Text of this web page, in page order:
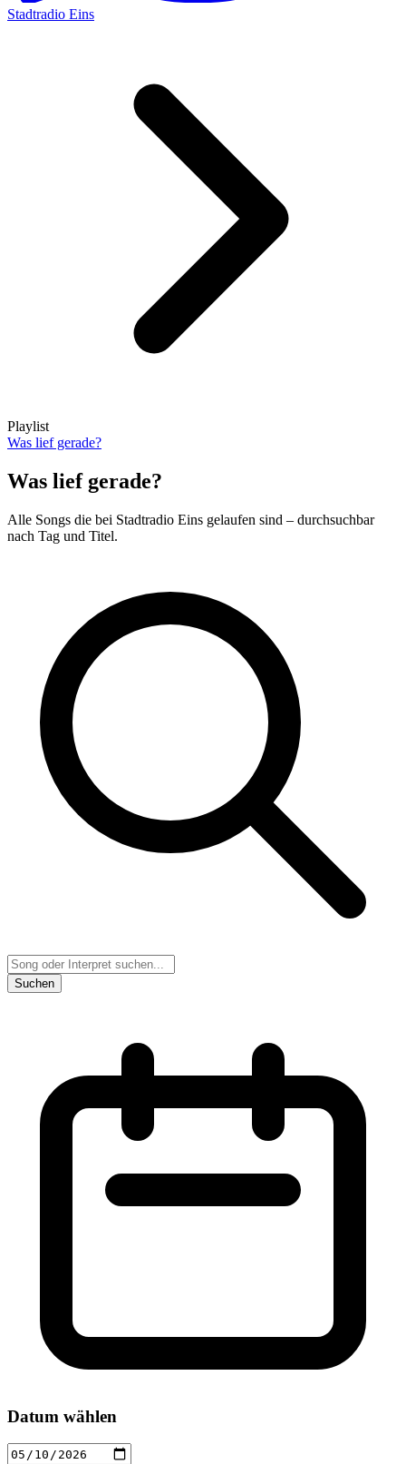
Stadtradio Eins
Playlist
Was lief gerade?
Was lief gerade?
Alle Songs die bei Stadtradio Eins gelaufen sind – durchsuchbar
nach Tag und Titel.
Suchen
Datum wählen